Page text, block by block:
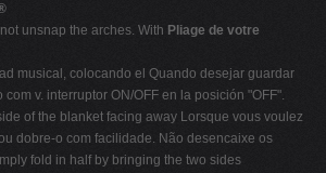
unsnap the arches. With Pliage de votre
musical, colocando el Quando desejar guardar
v. interruptor ON/OFF en la posición "OFF".
of the blanket facing away Lorsque vous voulez
dobre-o com facilidade. Não desencaixe os
fold in half by bringing the two sides